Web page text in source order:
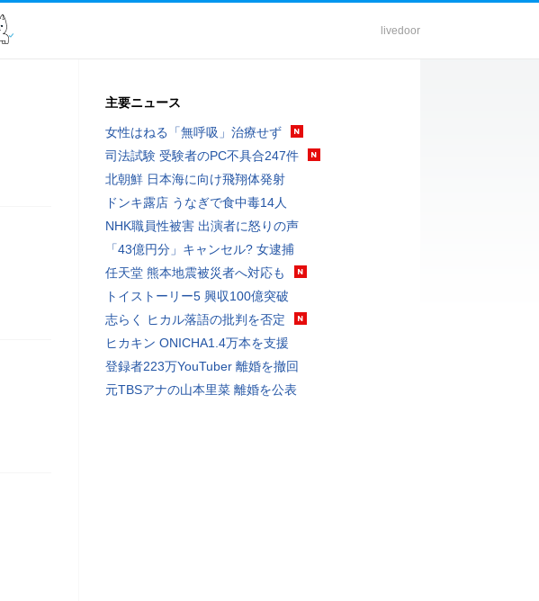
livedoor
主要ニュース
女性はねる「無呼吸」治療せず
司法試験 受験者のPC不具合247件
北朝鮮 日本海に向け飛翔体発射
ドンキ露店 うなぎで食中毒14人
NHK職員性被害 出演者に怒りの声
「43億円分」キャンセル? 女逮捕
任天堂 熊本地震被災者へ対応も
トイストーリー5 興収100億突破
志らく ヒカル落語の批判を否定
ヒカキン ONICHA1.4万本を支援
登録者223万YouTuber 離婚を撤回
元TBSアナの山本里菜 離婚を公表